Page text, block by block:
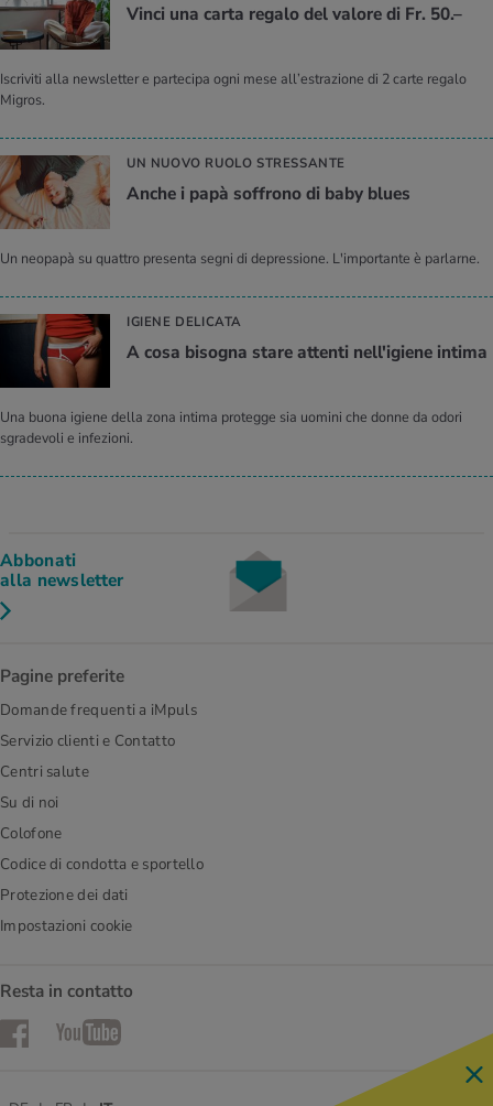
Vinci una carta regalo del valore di Fr. 50.–
Iscriviti alla newsletter e partecipa ogni mese all’estrazione di 2 carte regalo
Migros.
UN NUOVO RUOLO STRESSANTE
Anche i papà soffrono di baby blues
Un neopapà su quattro presenta segni di depressione. L'importante è parlarne.
IGIENE DELICATA
A cosa bisogna stare attenti nell'igiene intima
Una buona igiene della zona intima protegge sia uomini che donne da odori
sgradevoli e infezioni.
Abbonati
alla newsletter
Pagine preferite
Domande frequenti a iMpuls
Servizio clienti e Contatto
Centri salute
Su di noi
Colofone
Codice di condotta e sportello
Protezione dei dati
Impostazioni cookie
Resta in contatto
FacebookYouTube